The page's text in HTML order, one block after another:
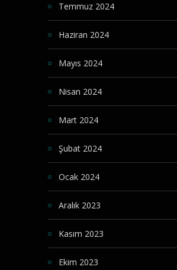
Temmuz 2024
Haziran 2024
Mayıs 2024
Nisan 2024
Mart 2024
Şubat 2024
Ocak 2024
Aralık 2023
Kasım 2023
Ekim 2023